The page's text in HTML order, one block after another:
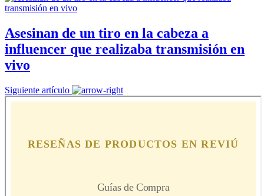
Asesinan de un tiro en la cabeza a
influencer que realizaba transmisión en
vivo
Siguiente artículo